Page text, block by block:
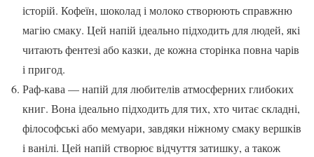
історій. Кофеїн, шоколад і молоко створюють справжню
магію смаку. Цей напій ідеально підходить для людей, які
читають фентезі або казки, де кожна сторінка повна чарів
і пригод.
Раф-кава — напій для любителів атмосферних глибоких
книг. Вона ідеально підходить для тих, хто читає складні,
філософські або мемуари, завдяки ніжному смаку вершків
і ванілі. Цей напій створює відчуття затишку, а також